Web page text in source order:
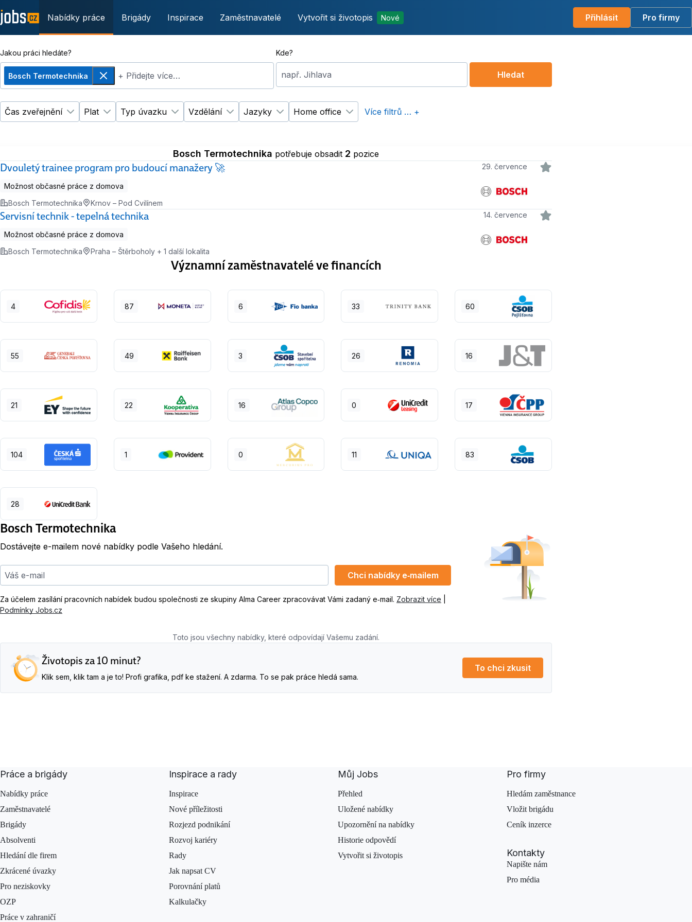
Nabídky práce Brigády Inspirace Zaměstnavatelé Vytvořit si životopis Nové Přihlásit Pro firmy
Jakou práci hledáte?
Bosch Termotechnika
Odebrat+ Přidejte více…
Kde?
např. Jihlava
Čas zveřejnění
Změnit filtr Čas zveřejnění
Plat
Změnit filtr Plat
Typ úvazku
Změnit filtr Typ úvazku
Vzdělání
Změnit filtr Vzdělání
Jazyky
Změnit filtr Jazyky
Home office
Změnit filtr Home office
Více filtrů … +
Hledat
Bosch Termotechnika potřebuje obsadit 2 pozice
Dvouletý trainee program pro budoucí manažery 🚀 29. července
Možnost občasné práce z domova
Bosch Termotechnika
Krnov – Pod Cvilínem
Servisní technik - tepelná technika 14. července
Možnost občasné práce z domova
Bosch Termotechnika
Praha – Štěrboholy + 1 další lokalita
Významní zaměstnavatelé ve financích
4 87 6 33 60
55 49 3 26 16
21 22 16 0 17
104 1 0 11 83
28
Bosch Termotechnika
Dostávejte e-mailem nové nabídky podle Vašeho hledání.
Váš e-mail
Chci nabídky e‑mailem
Za účelem zasílání pracovních nabídek budou společnosti ze skupiny Alma Career zpracovávat Vámi zadaný e‑mail. Zobrazit více
Podmínky Jobs.cz
Toto jsou všechny nabídky, které odpovídají Vašemu zadání.
Životopis za 10 minut?
Klik sem, klik tam a je to! Profi grafika, pdf ke stažení. A zdarma. To se pak práce hledá sama.
To chci zkusit
Práce a brigády
Nabídky práce
Zaměstnavatelé
Brigády
Absolventi
Hledání dle firem
Zkrácené úvazky
Pro neziskovky
OZP
Práce v zahraničí
Inspirace a rady
Inspirace
Nové příležitosti
Rozjezd podnikání
Rozvoj kariéry
Rady
Jak napsat CV
Porovnání platů
Kalkulačky
Můj Jobs
Přehled
Uložené nabídky
Upozornění na nabídky
Historie odpovědí
Vytvořit si životopis
Pro firmy
Hledám zaměstnance
Vložit brigádu
Ceník inzerce
Kontakty
Napište nám
Pro média